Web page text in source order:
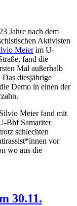
Jahre nach dem
Aktivisten
Meierim U-
fand die
Mal außerhalb
Das diesjährige
Demo in einen der
Meier fand mit
Bhf Samariter
schlechten
vor
wo aus die
30.11.